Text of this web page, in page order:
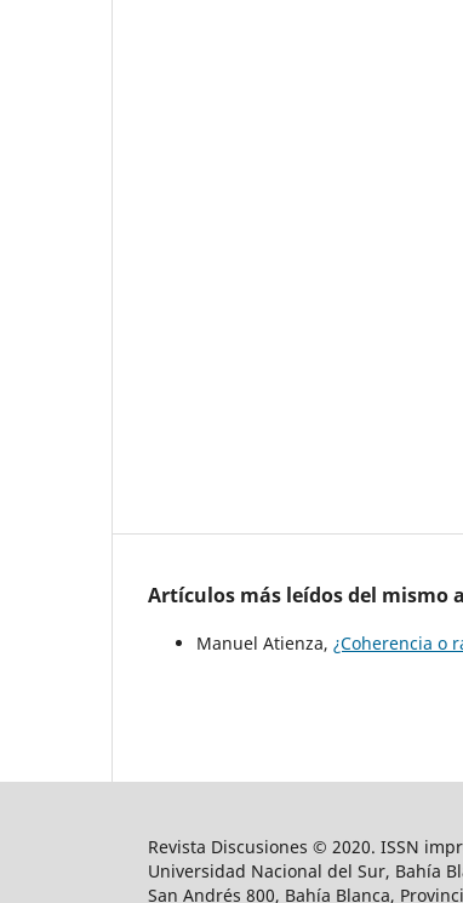
Artículos más leídos del mismo
Manuel Atienza, ¿Coherencia o
Revista Discusiones © 2020. ISSN
Universidad Nacional del Sur, Bahía
San Andrés 800, Bahía Blanca,